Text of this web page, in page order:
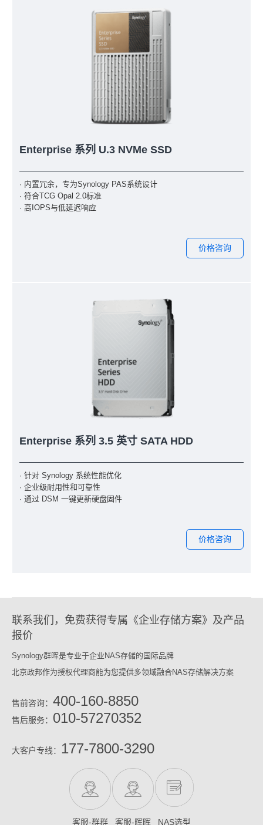
Enterprise 系列 U.3 NVMe SSD
· 内置冗余，专为Synology PAS系统设计
· 符合TCG Opal 2.0标准
· 高IOPS与低延迟响应
价格咨询
Enterprise 系列 3.5 英寸 SATA HDD
· 针对 Synology 系统性能优化
· 企业级耐用性和可靠性
· 通过 DSM 一键更新硬盘固件
价格咨询
联系我们，免费获得专属《企业存储方案》及产品
报价
Synology群晖是专业于企业NAS存储的国际品牌
北京政邦作为授权代理商能为您提供多领域融合NAS存储解决方案
售前咨询： 400-160-8850
售后服务： 010-57270352
大客户专线： 177-7800-3290
客服-群群 客服-晖晖 NAS选型